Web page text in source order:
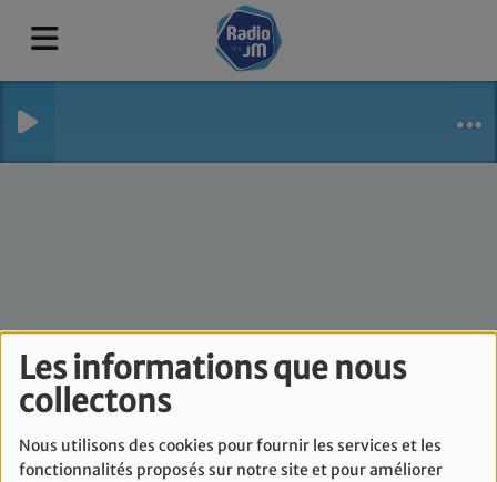
Les informations que nous
collectons
Nous utilisons des cookies pour fournir les services et les
fonctionnalités proposés sur notre site et pour améliorer
Le journal d'une
maman